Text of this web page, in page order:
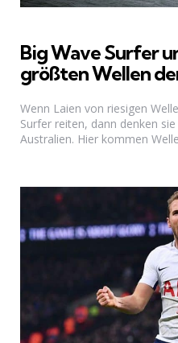
Big Wave Surfer
größten Wellen
Wenn Laien von riesigen
Surfer reiten, dann denken
Australien. Hier kommen